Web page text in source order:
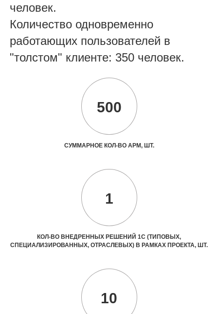
человек.
Количество одновременно
работающих пользователей в
"толстом" клиенте: 350 человек.
500
СУММАРНОЕ КОЛ-ВО АРМ, ШТ.
1
КОЛ-ВО ВНЕДРЕННЫХ РЕШЕНИЙ 1С (ТИПОВЫХ,
СПЕЦИАЛИЗИРОВАННЫХ, ОТРАСЛЕВЫХ) В РАМКАХ ПРОЕКТА, ШТ.
10